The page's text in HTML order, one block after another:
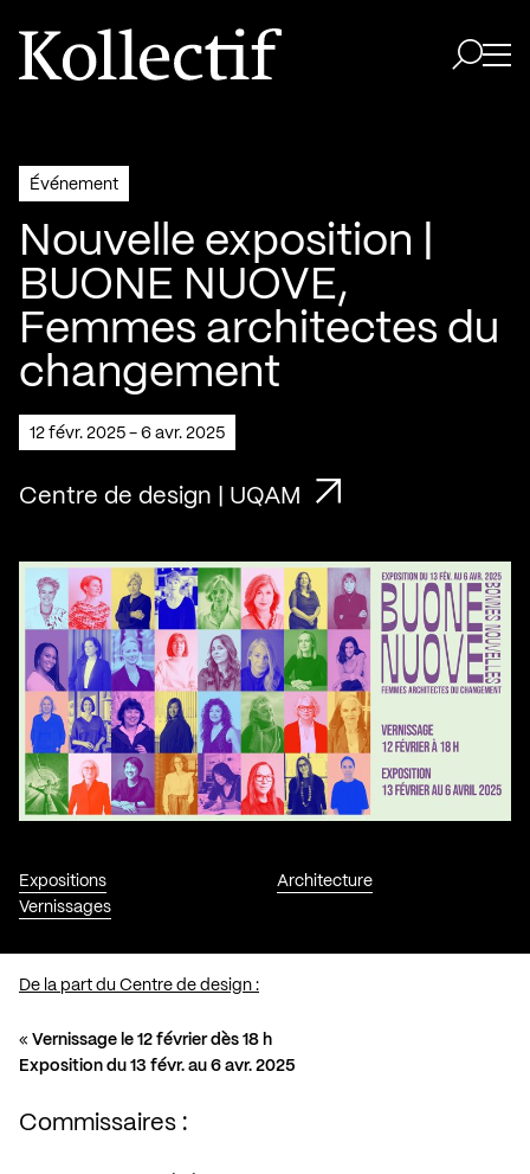
Aller à la page d'accueil
Logo Kollectif
Événement
Nouvelle exposition |
BUONE NUOVE,
Femmes architectes du
changement
12 févr. 2025 - 6 avr. 2025
Centre de design | UQAM
Expositions
Vernissages
Architecture
De la part du Centre de design :
« Vernissage le 12 février dès 18 h
Exposition du 13 févr. au 6 avr. 2025
Commissaires :